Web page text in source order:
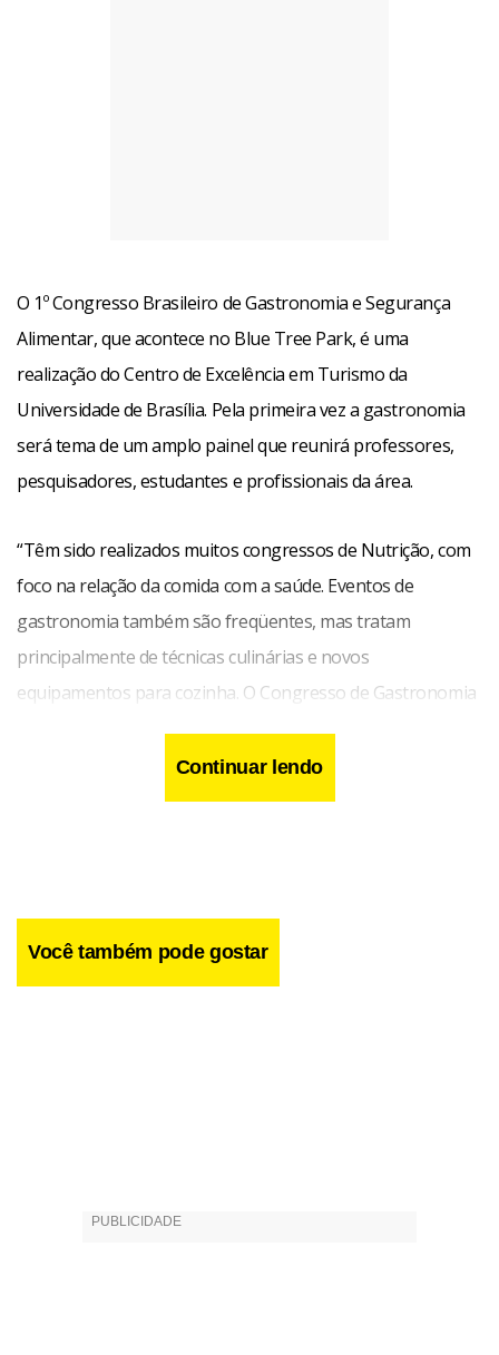
O 1º Congresso Brasileiro de Gastronomia e Segurança
Alimentar, que acontece no Blue Tree Park, é uma
realização do Centro de Excelência em Turismo da
Universidade de Brasília. Pela primeira vez a gastronomia
será tema de um amplo painel que reunirá professores,
pesquisadores, estudantes e profissionais da área.
“Têm sido realizados muitos congressos de Nutrição, com
foco na relação da comida com a saúde. Eventos de
gastronomia também são freqüentes, mas tratam
principalmente de técnicas culinárias e novos
equipamentos para cozinha. O Congresso de Gastronomia
e Segurança Alimentar une uma coisa à outra, em uma
abordagem mais ampla, tratando da comida como
fenômeno social e histórico”, explica a professora Wilma
Continuar lendo
Você também pode gostar